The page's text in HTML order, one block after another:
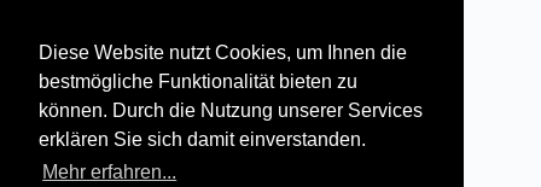
Diese Website nutzt Cookies, um Ihnen die
bestmögliche Funktionalität bieten zu
können. Durch die Nutzung unserer Services
erklären Sie sich damit einverstanden.
Mehr erfahren...